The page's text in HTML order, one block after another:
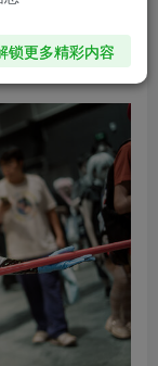
台上。
锁更多精彩内容